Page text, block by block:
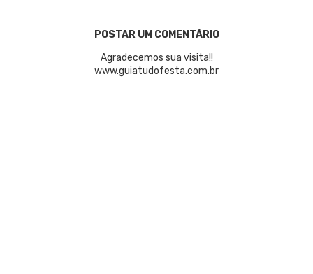
POSTAR UM COMENTÁRIO
Agradecemos sua visita!!
www.guiatudofesta.com.br